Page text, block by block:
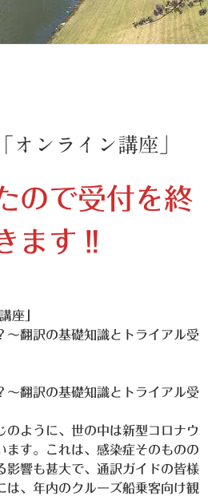
オンライン講座」
ので受付を終
ます‼
座」
～翻訳の基礎知識とトライアル受
～翻訳の基礎知識とトライアル受
のように、世の中は新型コロナウ
ます。これは、感染症そのものの
影響も甚大で、通訳ガイドの皆様
は、年内のクルーズ船乗客向け観